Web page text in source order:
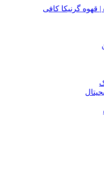
| قهوه گرنیکا کافی